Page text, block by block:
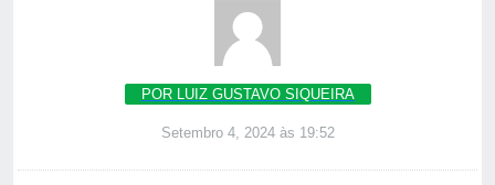
POR LUIZ GUSTAVO SIQUEIRA
Setembro 4, 2024 às 19:52